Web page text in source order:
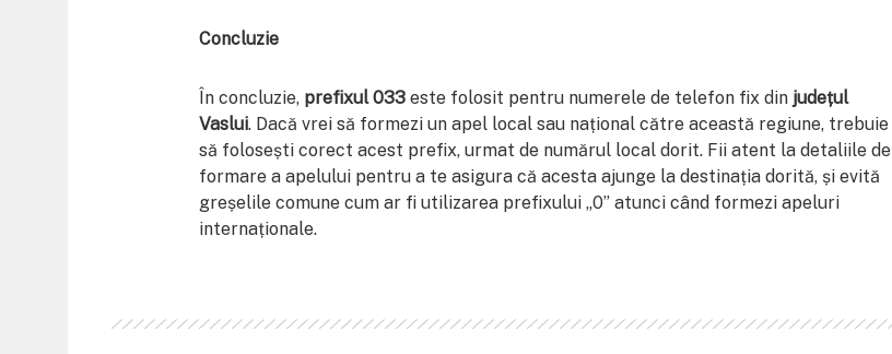
Concluzie
În concluzie, prefixul 033 este folosit pentru numerele de telefon fix din județul
Vaslui. Dacă vrei să formezi un apel local sau național către această regiune, trebuie
să folosești corect acest prefix, urmat de numărul local dorit. Fii atent la detaliile de
formare a apelului pentru a te asigura că acesta ajunge la destinația dorită, și evită
greșelile comune cum ar fi utilizarea prefixului „0” atunci când formezi apeluri
internaționale.